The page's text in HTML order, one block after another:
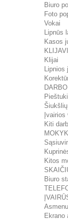
Biuro
Foto
Vokai
Kasos
Klijai
Kiti
Kitos
Biuro
Ekrano